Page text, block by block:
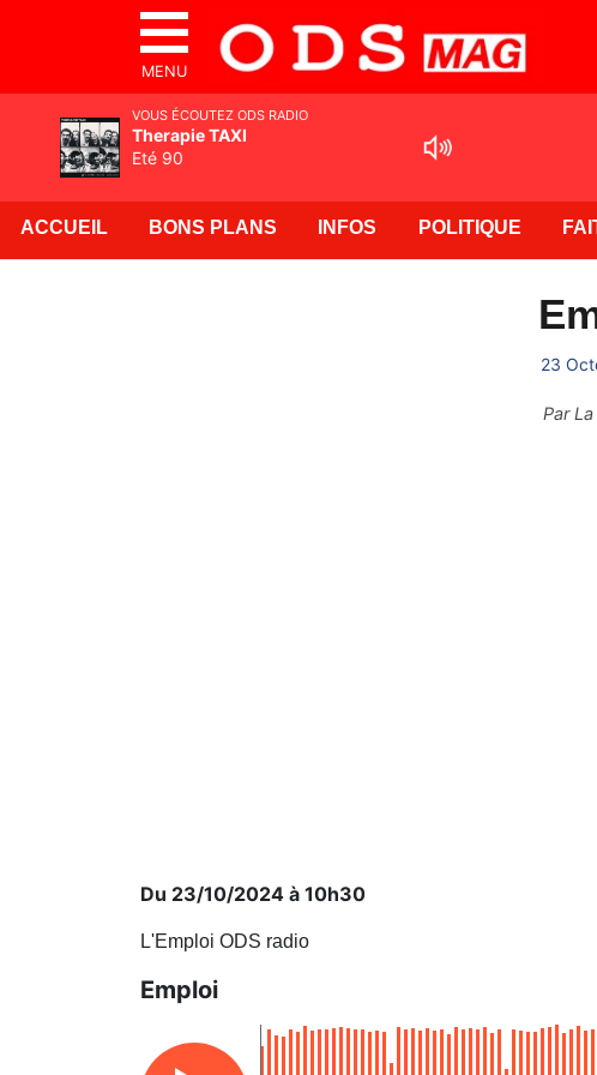
MENU
ACCUEIL BONS PLANS INFOS POLITIQUE
23
Par
Du 23/10/2024 à 10h30
L'Emploi ODS radio
Emploi
VOUS ÉCOUTEZ ODS RADIO
Therapie TAXI
Eté 90